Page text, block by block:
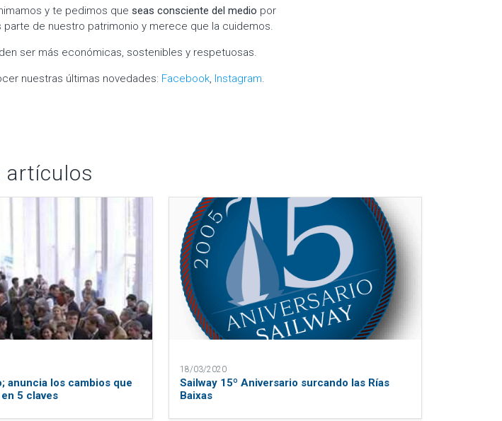
y te pedimos que seas consciente del medio por
parte de nuestro patrimonio y merece que la cuidemos.
ser más económicas, sostenibles y respetuosas.
nuestras últimas novedades: Facebook, Instagram.
artículos
anuncia los cambios que
5 claves
18/03/2020
Sailway 15º Aniversario surcando las Rías
Baixas